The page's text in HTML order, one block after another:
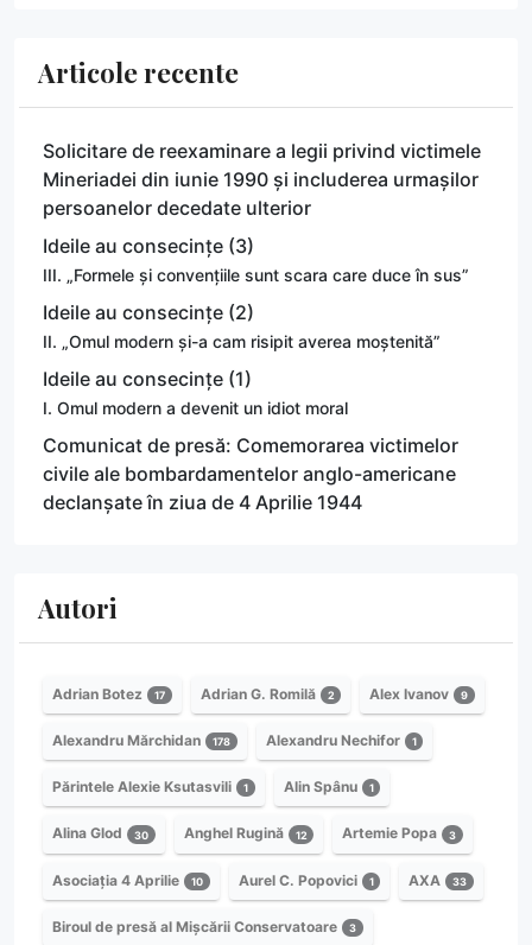
Articole recente
Solicitare de reexaminare a legii privind victimele
Mineriadei din iunie 1990 și includerea urmașilor
persoanelor decedate ulterior
Ideile au consecințe (3)
III. „Formele și convențiile sunt scara care duce în sus”
Ideile au consecințe (2)
II. „Omul modern și-a cam risipit averea moștenită”
Ideile au consecințe (1)
I. Omul modern a devenit un idiot moral
Comunicat de presă: Comemorarea victimelor
civile ale bombardamentelor anglo-americane
declanșate în ziua de 4 Aprilie 1944
Autori
Adrian Botez 17 Adrian G. Romilă 2 Alex Ivanov 9
Alexandru Mărchidan 178 Alexandru Nechifor 1
Părintele Alexie Ksutasvili 1 Alin Spânu 1
Alina Glod 30 Anghel Rugină 12 Artemie Popa 3
Asociația 4 Aprilie 10 Aurel C. Popovici 1 AXA 33
Biroul de presă al Mișcării Conservatoare 3